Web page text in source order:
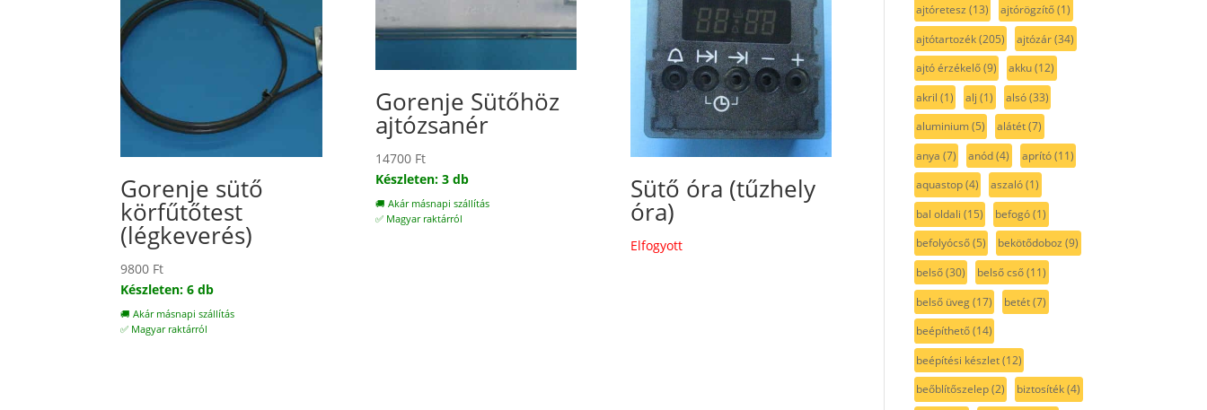
Gorenje sütő
körfűtőtest
(légkeverés)
9800 Ft
Készleten: 6 db
🚚 Akár másnapi szállítás
✅ Magyar raktárról
Gorenje Sütőhöz
ajtózsanér
14700 Ft
Készleten: 3 db
🚚 Akár másnapi szállítás
✅ Magyar raktárról
Sütő óra (tűzhely
óra)
Elfogyott
ajtóretesz (13) ajtórögzítő(1)
ajtótartozék(205) ajtózár(34)
ajtó érzékelő(9) akku(12)
akril (1) alj (1) alsó(33)
aluminium(5) alátét(7)
anya (7) anód(4) aprító(11)
aquastop(4) aszaló(1)
bal oldali (15) befogó(1)
befolyócső(5) bekötődoboz (9)
belső(30) belső cső(11)
belső üveg(17) betét(7)
beépíthető(14)
beépítési készlet(12)
beőblítőszelep(2) biztosíték(4)